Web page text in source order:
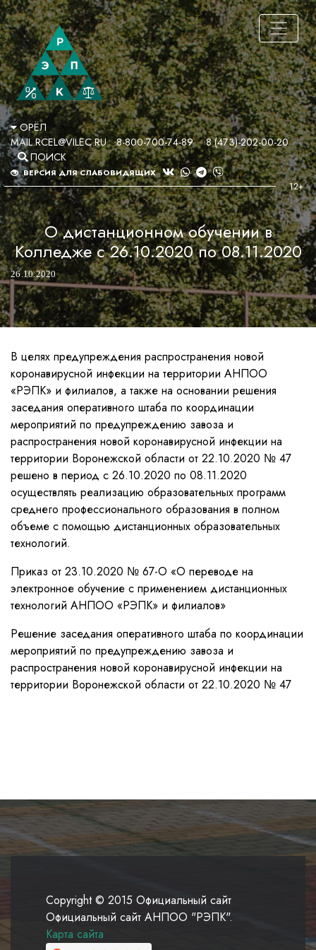
ОРЁЛ
MAIL.RCEL@VILEC.RU
8-800-700-74-89
8 (473)-202-00-20
ПОИСК
ВЕРСИЯ ДЛЯ СЛАБОВИДЯЩИХ
О дистанционном обучении в
Колледже с 26.10.2020 по 08.11.2020
26.10.2020
В целях предупреждения распространения новой
коронавирусной инфекции на территории АНПОО
«РЭПК» и филиалов, а также на основании решения
заседания оперативного штаба по координации
мероприятий по предупреждению завоза и
распространения новой коронавирусной инфекции на
территории Воронежской области от 22.10.2020 № 47
решено в период с 26.10.2020 по 08.11.2020
осуществлять реализацию образовательных программ
среднего профессионального образования в полном
объеме с помощью дистанционных образовательных
технологий.
Приказ от 23.10.2020 № 67-О «О переводе на
электронное обучение с применением дистанционных
технологий АНПОО «РЭПК» и филиалов»
Решение заседания оперативного штаба по координации
мероприятий по предупреждению завоза и
распространения новой коронавирусной инфекции на
территории Воронежской области от 22.10.2020 № 47
Copyright © 2015 Официальный сайт
Официальный сайт АНПОО "РЭПК".
Карта сайта